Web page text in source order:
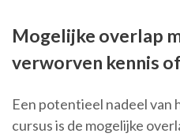
Mogelijke overlap
verworven kennis
Een potentieel nadeel van
cursus is de mogelijke